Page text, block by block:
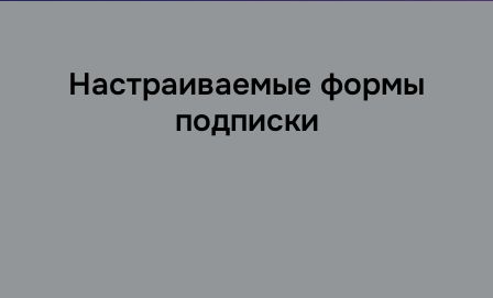
Настраиваемые формы
подписки